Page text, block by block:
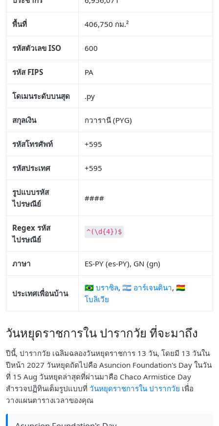
พื้นที่ 406,750 กม.²
รหัสตัวเลข ISO 600
รหัส FIPS PA
โดเมนระดับบนสุด .py
สกุลเงิน กวารานี (PYG)
รหัสโทรศัพท์ +595
รหัสประเทศ +595
รูปแบบรหัส
ไปรษณีย์
####
Regex รหัส
ไปรษณีย์
^(\d{4})$
ภาษา ES-PY (es-PY), GN (gn)
ประเทศเพื่อนบ้าน
🇧🇷 บราซิล, 🇦🇷 อาร์เจนตินา, 🇧🇴
โบลิเวีย
วันหยุดราชการใน ปารากวัย ที่จะมาถึง
ปีนี้, ปารากวัย เฉลิมฉลองวันหยุดราชการ 13 วัน, โดยมี 13 วันใน
ปีหน้า 2027 วันหยุดถัดไปคือ Asuncion Foundation's Day ในวัน
ที่ 15 Aug วันหยุดล่าสุดที่ผ่านมาคือ Chaco Armistice Day
สำรวจปฏิทินเต็มรูปแบบที่ วันหยุดราชการใน ปารากวัย เพื่อ
วางแผนตารางเวลาของคุณ